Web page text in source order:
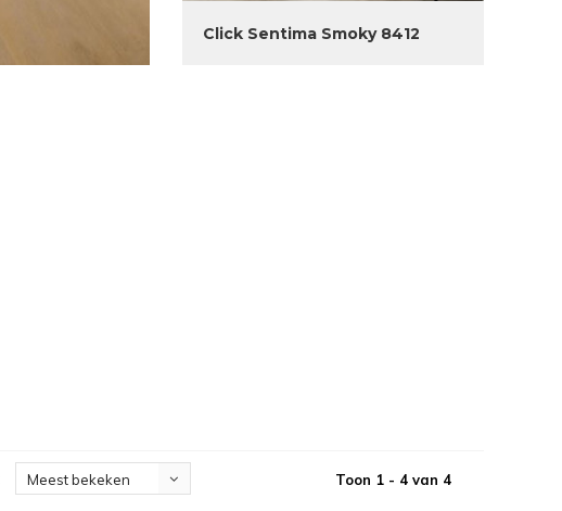
Click Sentima Smoky 8412
Meest bekeken Toon 1 - 4 van 4